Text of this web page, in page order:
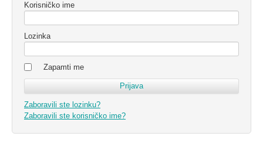
Korisničko ime
Lozinka
Zapamti me
Zaboravili ste lozinku?
Zaboravili ste korisničko ime?